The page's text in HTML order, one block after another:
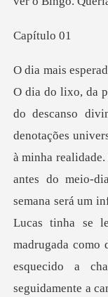
ítu
à minha
antes do meio-
semana será um
Lucas tinh